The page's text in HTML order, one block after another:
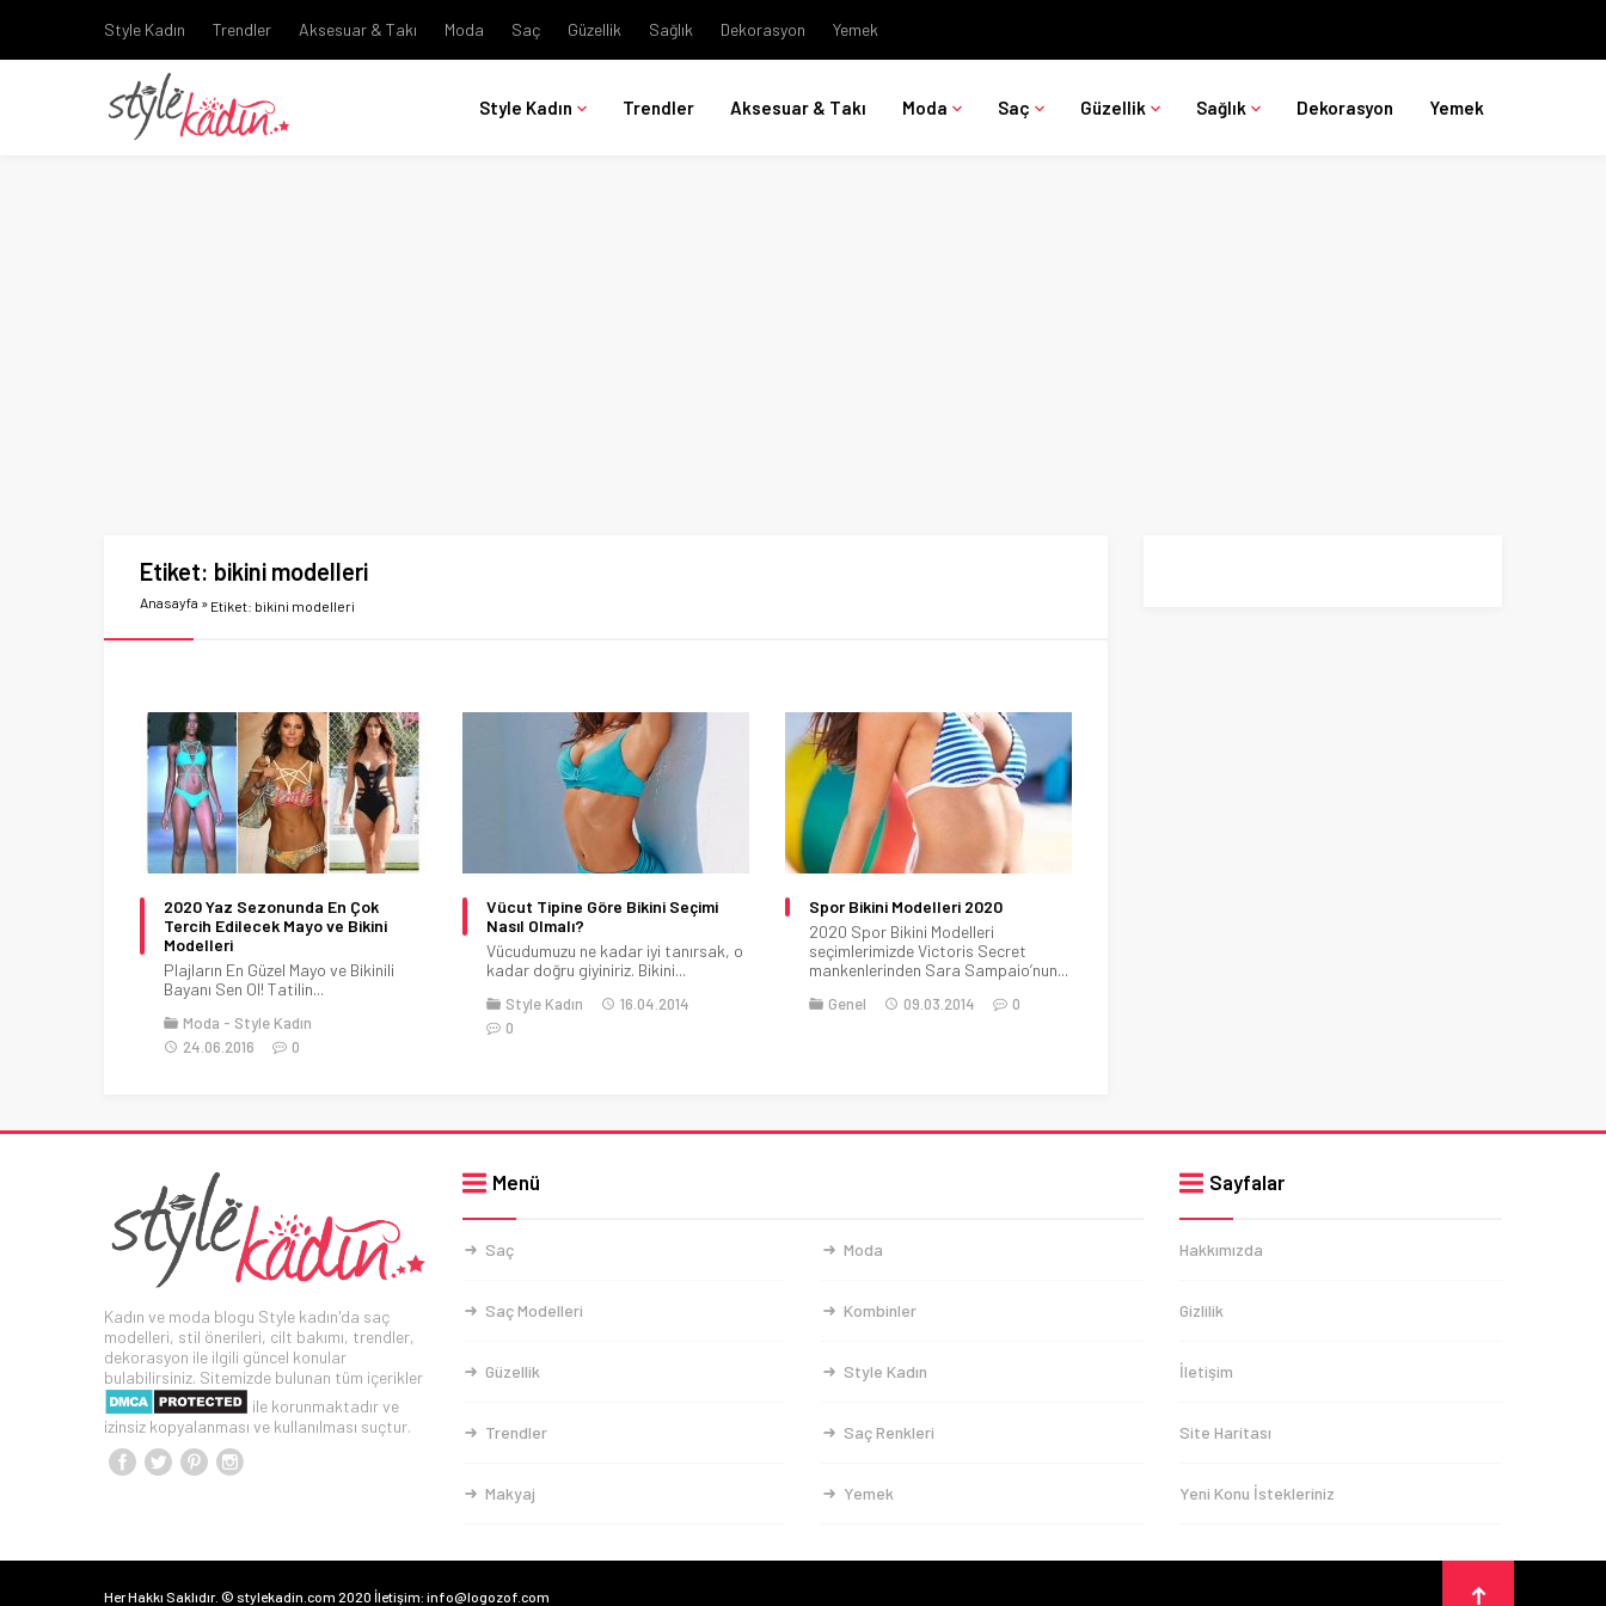
Style Kadın Trendler Aksesuar & Takı Moda Saç Güzellik Sağlık Dekorasyon Yemek
Style Kadın Trendler Aksesuar & Takı Moda Saç Güzellik Sağlık Dekorasyon Yemek
Etiket: bikini modelleri
Anasayfa » Etiket: bikini modelleri
2020 Yaz Sezonunda En Çok
Tercih Edilecek Mayo ve Bikini
Modelleri
Plajların En Güzel Mayo ve Bikinili
Bayanı Sen Ol! Tatilin...
Moda
Style Kadın
24.06.2016
0
Vücut Tipine Göre Bikini Seçimi
Nasıl Olmalı?
Vücudumuzu ne kadar iyi tanırsak, o
kadar doğru giyiniriz. Bikini...
Style Kadın
16.04.2014
0
Spor Bikini Modelleri 2020
2020 Spor Bikini Modelleri
seçimlerimizde Victoris Secret
mankenlerinden Sara Sampaio’nun...
Genel 09.03.2014 0
Kadın ve moda blogu Style kadın'da saç
modelleri, stil önerileri, cilt bakımı, trendler,
dekorasyon ile ilgili güncel konular
bulabilirsiniz. Sitemizde bulunan tüm içerikler
ile korunmaktadır ve
izinsiz kopyalanması ve kullanılması suçtur.
Menü
Saç Moda
Saç Modelleri Kombinler
Güzellik Style Kadın
Trendler Saç Renkleri
Makyaj Yemek
Sayfalar
Hakkımızda
Gizlilik
İletişim
Site Haritası
Yeni Konu İstekleriniz
Her Hakkı Saklıdır. © stylekadin.com 2020 İletişim: info@logozof.com